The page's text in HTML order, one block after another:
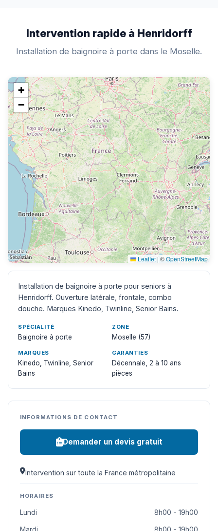
Intervention rapide à Henridorff
Installation de baignoire à porte dans le Moselle.
+
−
Leaflet | ©OpenStreetMap
Installation de baignoire à porte pour seniors à
Henridorff. Ouverture latérale, frontale, combo
douche. Marques Kinedo, Twinline, Senior Bains.
SPÉCIALITÉ
Baignoire à porte
ZONE
Moselle (57)
MARQUES
Kinedo, Twinline, Senior
Bains
GARANTIES
Décennale, 2 à 10 ans
pièces
INFORMATIONS DE CONTACT
Demander un devis gratuit
Intervention sur toute la France métropolitaine
HORAIRES
Lundi 8h00 - 19h00